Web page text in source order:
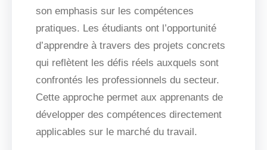
son emphasis sur les compétences
pratiques. Les étudiants ont l’opportunité
d’apprendre à travers des projets concrets
qui reflètent les défis réels auxquels sont
confrontés les professionnels du secteur.
Cette approche permet aux apprenants de
développer des compétences directement
applicables sur le marché du travail.